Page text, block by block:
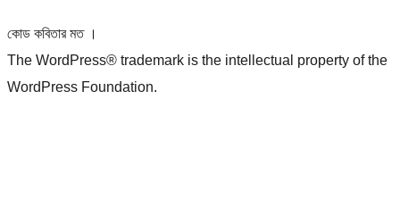
কোড কবিতার মত ।
The WordPress® trademark is the intellectual property of the
WordPress Foundation.